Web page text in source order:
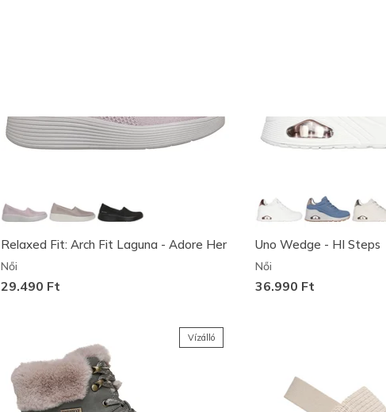
Relaxed Fit: Arch Fit Laguna - Adore Her
Női
29.490 Ft
Uno Wedge - HI Steps
Női
36.990 Ft
Vízálló